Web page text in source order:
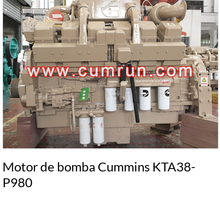
Motor de bomba Cummins KTA38-
P980